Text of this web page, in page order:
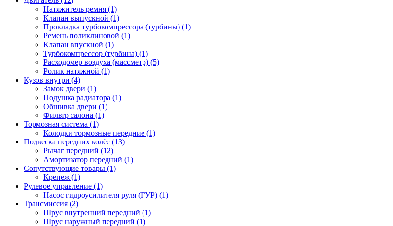
Натяжитель ремня (1)
Клапан выпускной (1)
Прокладка турбокомпрессора (турбины) (1)
Ремень поликлиновой (1)
Клапан впускной (1)
Турбокомпрессор (турбина) (1)
Расходомер воздуха (массметр) (5)
Ролик натяжной (1)
Кузов внутри (4)
Замок двери (1)
Подушка радиатора (1)
Обшивка двери (1)
Фильтр салона (1)
Тормозная система (1)
Колодки тормозные передние (1)
Подвеска передних колёс (13)
Рычаг передний (12)
Амортизатор передний (1)
Сопутствующие товары (1)
Крепеж (1)
Рулевое управление (1)
Насос гидроусилителя руля (ГУР) (1)
Трансмиссия (2)
Шрус внутренний передний (1)
Шрус наружный передний (1)